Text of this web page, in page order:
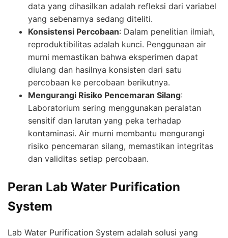
data yang dihasilkan adalah refleksi dari variabel
yang sebenarnya sedang diteliti.
Konsistensi Percobaan: Dalam penelitian ilmiah,
reproduktibilitas adalah kunci. Penggunaan air
murni memastikan bahwa eksperimen dapat
diulang dan hasilnya konsisten dari satu
percobaan ke percobaan berikutnya.
Mengurangi Risiko Pencemaran Silang:
Laboratorium sering menggunakan peralatan
sensitif dan larutan yang peka terhadap
kontaminasi. Air murni membantu mengurangi
risiko pencemaran silang, memastikan integritas
dan validitas setiap percobaan.
Peran Lab Water Purification
System
Lab Water Purification System adalah solusi yang